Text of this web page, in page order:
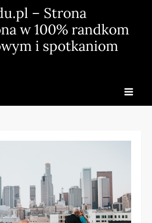
– Strona
w 100% randkom
i spotkaniom